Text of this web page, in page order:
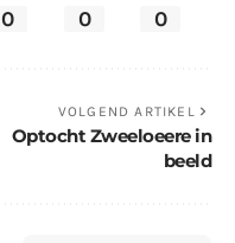
0 0 0
VOLGEND ARTIKEL
Optocht Zweeloeere in
beeld